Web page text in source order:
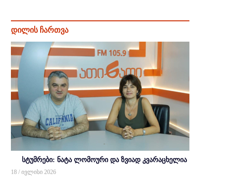
დილის ჩართვა
სტუმრები: ნატა ლომოური და ზვიად კვარაცხელია
18 / ივლისი 2026